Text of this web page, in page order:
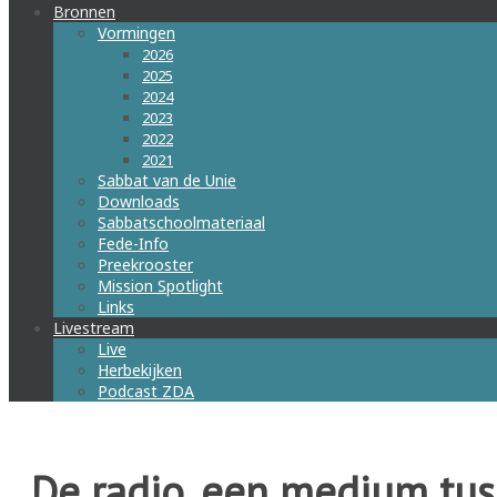
Bronnen
Vormingen
2026
2025
2024
2023
2022
2021
Sabbat van de Unie
Downloads
Sabbatschoolmateriaal
Fede-Info
Preekrooster
Mission Spotlight
Links
Livestream
Live
Herbekijken
Podcast ZDA